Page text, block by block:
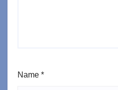
Name *